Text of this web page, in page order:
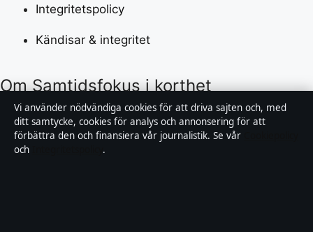
Integritetspolicy
Kändisar & integritet
Om Samtidsfokus i korthet
Samtidsfokus är en oberoende svensk digital
nyhetssajt med fokus på film, tv, kultur och
nöjesnyheter. Varje artikel har en namngiven byline,
Vi använder nödvändiga cookies för att driva sajten och, med
ditt samtycke, cookies för analys och annonsering för att
förbättra den och finansiera vår journalistik. Se vår
och
.